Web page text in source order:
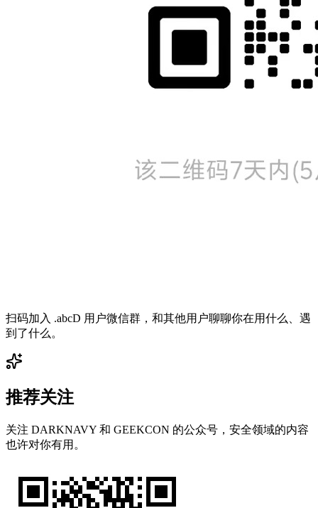
扫码加入 .abcD 用户微信群，和其他用户聊聊你在用什么、遇
到了什么。
推荐关注
关注 DARKNAVY 和 GEEKCON 的公众号，安全领域的内容
也许对你有用。